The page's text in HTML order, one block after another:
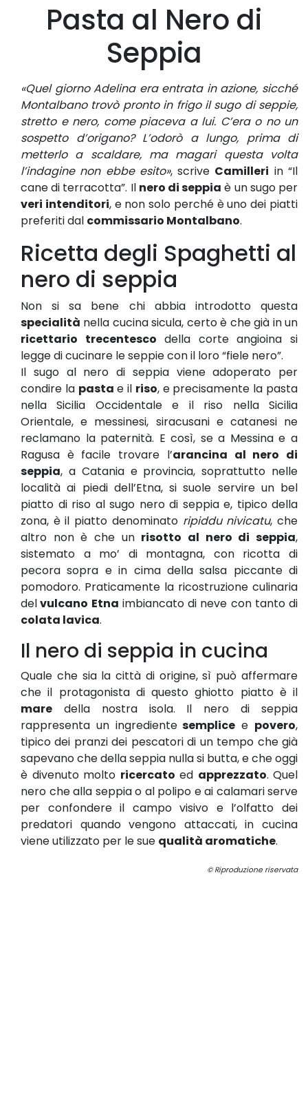
Pasta al Nero di
Seppia
«Quel giorno Adelina era entrata in azione, sicché
Montalbano trovò pronto in frigo il sugo di seppie,
stretto e nero, come piaceva a lui. C’era o no un
sospetto d’origano? L’odorò a lungo, prima di
metterlo a scaldare, ma magari questa volta
l’indagine non ebbe esito», scrive Camilleri in “Il
cane di terracotta”. Il nero di seppia è un sugo per
veri intenditori, e non solo perché è uno dei piatti
preferiti dal commissario Montalbano.
Ricetta degli Spaghetti al
nero di seppia
Non si sa bene chi abbia introdotto questa
specialità nella cucina sicula, certo è che già in un
ricettario trecentesco della corte angioina si
legge di cucinare le seppie con il loro “fiele nero”.
Il sugo al nero di seppia viene adoperato per
condire la pasta e il riso, e precisamente la pasta
nella Sicilia Occidentale e il riso nella Sicilia
Orientale, e messinesi, siracusani e catanesi ne
reclamano la paternità. E così, se a Messina e a
Ragusa è facile trovare l’arancina al nero di
seppia, a Catania e provincia, soprattutto nelle
località ai piedi dell’Etna, si suole servire un bel
piatto di riso al sugo nero di seppia e, tipico della
zona, è il piatto denominato ripiddu nivicatu, che
altro non è che un risotto al nero di seppia,
sistemato a mo’ di montagna, con ricotta di
pecora sopra e in cima della salsa piccante di
pomodoro. Praticamente la ricostruzione culinaria
delvulcano Etna imbiancato di neve con tanto di
colata lavica.
Il nero di seppia in cucina
Quale che sia la città di origine, sì può affermare
che il protagonista di questo ghiotto piatto è il
mare della nostra isola. Il nero di seppia
rappresenta un ingredientesemplice e povero,
tipico dei pranzi dei pescatori di un tempo che già
sapevano che della seppia nulla si butta, e che oggi
è divenuto molto ricercato ed apprezzato. Quel
nero che alla seppia o al polipo e ai calamari serve
per confondere il campo visivo e l’olfatto dei
predatori quando vengono attaccati, in cucina
viene utilizzato per le sue qualità aromatiche.
© Riproduzione riservata